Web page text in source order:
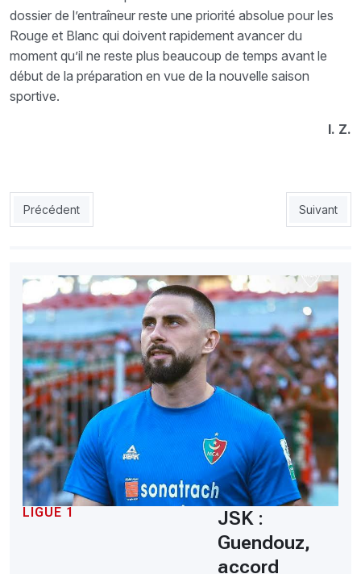
dossier de l’entraîneur reste une priorité absolue pour les
Rouge et Blanc qui doivent rapidement avancer du
moment qu’il ne reste plus beaucoup de temps avant le
début de la préparation en vue de la nouvelle saison
sportive.
I. Z.
Article précédent : MCA : le Paradou cède Kohili et Islam
Précédent Article
Suivant
LIGUE 1
JSK :
Guendouz,
accord